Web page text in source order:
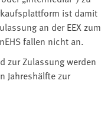
ist damit
an der EEX zum
fallen nicht an.
zur Zulassung werden
Jahreshälfte zur